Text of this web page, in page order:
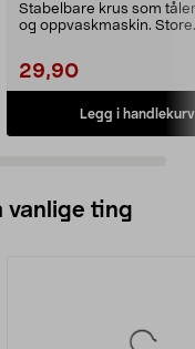
Stabelbare krus som
og oppvaskmaskin. Store
29,90
Legg i handlekurv
vanlige ting